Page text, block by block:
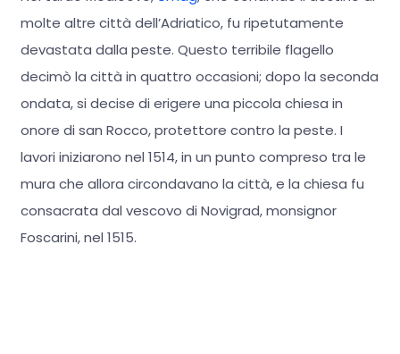
molte altre città dell’Adriatico, fu ripetutamente
devastata dalla peste. Questo terribile flagello
decimò la città in quattro occasioni; dopo la seconda
ondata, si decise di erigere una piccola chiesa in
onore di san Rocco, protettore contro la peste. I
lavori iniziarono nel 1514, in un punto compreso tra le
mura che allora circondavano la città, e la chiesa fu
consacrata dal vescovo di Novigrad, monsignor
Foscarini, nel 1515.